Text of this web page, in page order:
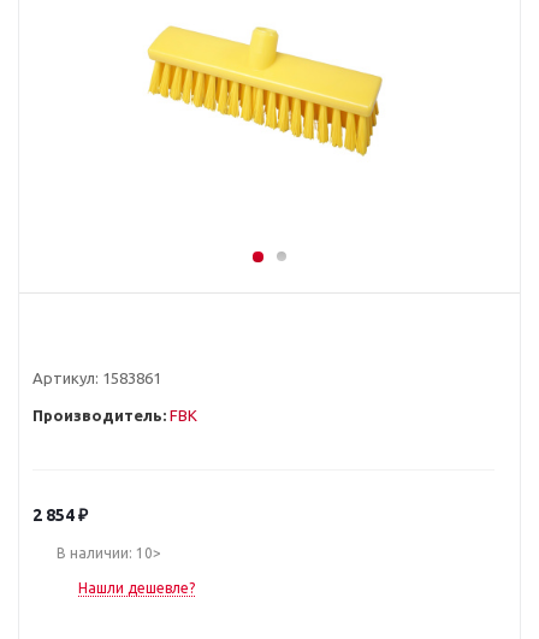
Артикул: 1583861
Производитель: FBK
2 854₽
В наличии: 10>
Нашли дешевле?